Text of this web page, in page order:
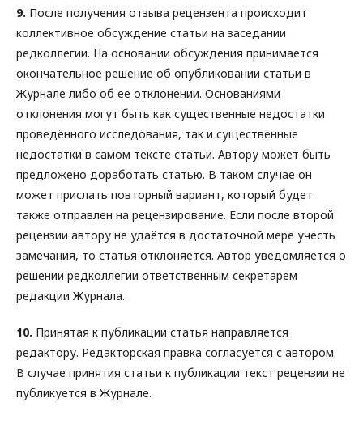
9. После получения отзыва рецензента происходит
коллективное обсуждение статьи на заседании
редколлегии. На основании обсуждения принимается
окончательное решение об опубликовании статьи в
Журнале либо об ее отклонении. Основаниями
отклонения могут быть как существенные недостатки
проведённого исследования, так и существенные
недостатки в самом тексте статьи. Автору может быть
предложено доработать статью. В таком случае он
может прислать повторный вариант, который будет
также отправлен на рецензирование. Если после второй
рецензии автору не удаётся в достаточной мере учесть
замечания, то статья отклоняется. Автор уведомляется о
решении редколлегии ответственным секретарем
редакции Журнала.
10. Принятая к публикации статья направляется
редактору. Редакторская правка согласуется с автором.
В случае принятия статьи к публикации текст рецензии не
публикуется в Журнале.